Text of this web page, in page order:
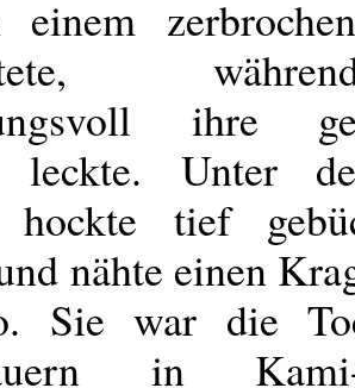
ihre
leckte. Unter
hockte tief
nähte einen
Sie war die
in